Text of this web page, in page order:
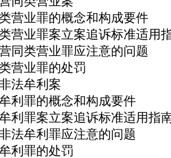
营业罪的概念和构成要件
营业罪案立案追诉标准适用
同类营业罪应注意的问题
营业罪的处罚
法牟利案
利罪的概念和构成要件
利罪案立案追诉标准适用指
法牟利罪应注意的问题
利罪的处罚